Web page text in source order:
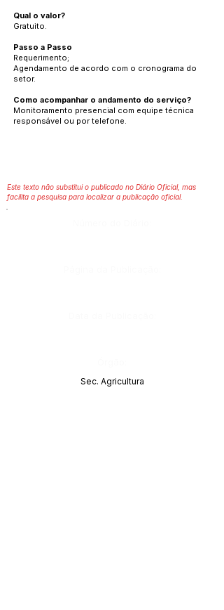
Qual o valor?
Gratuito.
Passo a Passo
Requerimento;
Agendamento de acordo com o cronograma do
setor.
Como acompanhar o andamento do serviço?
Monitoramento presencial com equipe técnica
responsável ou por telefone.
Este texto não substitui o publicado no Diário Oficial, mas
facilita a pesquisa para localizar a publicação oficial.
Sec. Agricultura